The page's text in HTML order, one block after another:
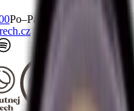
Po–Pá 7:00–15:30